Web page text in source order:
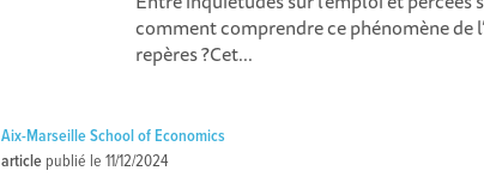
comment comprendre ce phénomène de
repères ?Cet...
Aix-Marseille School of Economics
article publié le11/12/2024